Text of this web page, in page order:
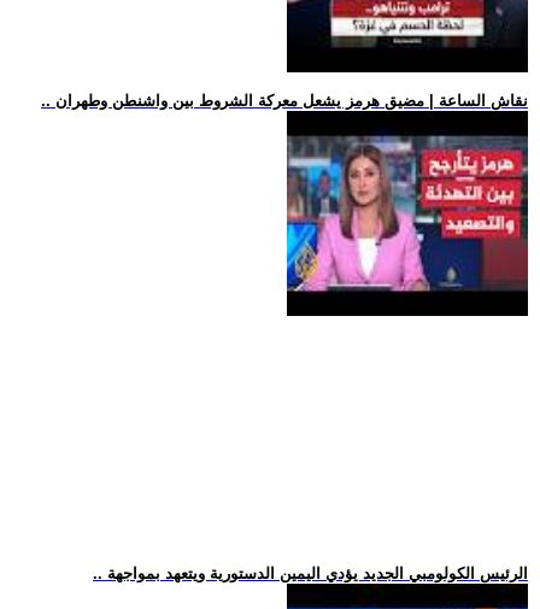
.. نقاش الساعة | مضيق هرمز يشعل معركة الشروط بين واشنطن وطهران
.. الرئيس الكولومبي الجديد يؤدي اليمين الدستورية ويتعهد بمواجهة